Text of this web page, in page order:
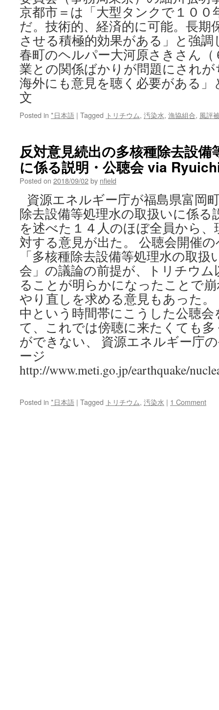
京都市＝は「大型タンクで１００
だ。技術的、経済的に可能。長期
させる積極的効果がある」と強
春町のヘルパー大河原さきさん（
業との関係ばかりが問題にされ
海外にも意見を聴く必要がある
文
Posted in *日本語 | Tagged トリチウム, 汚染水, 漁協組合, 風評
反対意見続出の多核種除去設備
に係る説明・公聴会 via
Posted on 2018/09/02by nfield
資源エネルギー庁が福島県富岡
除去設備等処理水の取扱いに係る
を述べた１４人のほぼ全員から
対する意見が出た。 公聴会開催
「多核種除去設備等処理水の取
会」の議論の前提が、トリチウ
ることが明らかになったことで
やり直しを求める意見もあった
中という時間帯にこうした公聴
て、これでは傍聴に来たくても
ができない、 資源エネルギー庁
ージ
http://www.meti.go.jp/earthquake/
Posted in *日本語 | Tagged トリチウム, 汚染水 | 1 Comment